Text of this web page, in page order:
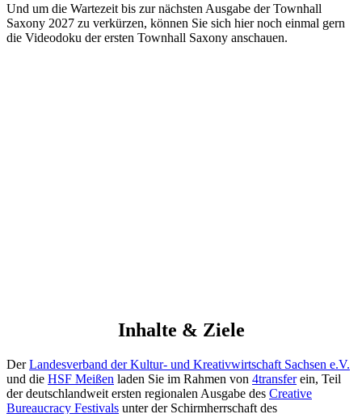
Und um die Wartezeit bis zur nächsten Ausgabe der Townhall
Saxony 2027 zu verkürzen, können Sie sich hier noch einmal gern
die Videodoku der ersten Townhall Saxony anschauen.
Inhalte & Ziele
DerLandesverband der Kultur- und Kreativwirtschaft Sachsen e.V.
und die HSF Meißen laden Sie im Rahmen von 4transferein, Teil
der deutschlandweit ersten regionalen Ausgabe des Creative
Bureaucracy Festivals unter der Schirmherrschaft des